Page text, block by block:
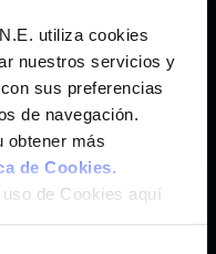
utiliza cookies
nuestros servicios y
sus preferencias
de navegación.
obtener más
de Cookies.
de Cookies aquí
SaaS
®